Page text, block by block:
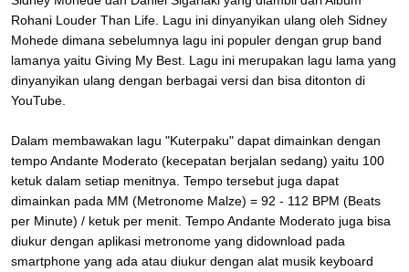
Rohani Louder Than Life. Lagu ini dinyanyikan ulang oleh Sidney
Mohede dimana sebelumnya lagu ini populer dengan grup band
lamanya yaitu Giving My Best. Lagu ini merupakan lagu lama yang
dinyanyikan ulang dengan berbagai versi dan bisa ditonton di
YouTube.
Dalam membawakan lagu "Kuterpaku" dapat dimainkan dengan
tempo Andante Moderato (kecepatan berjalan sedang) yaitu 100
ketuk dalam setiap menitnya. Tempo tersebut juga dapat
dimainkan pada MM (Metronome Malze) = 92 - 112 BPM (Beats
per Minute) / ketuk per menit. Tempo Andante Moderato juga bisa
diukur dengan aplikasi metronome yang didownload pada
smartphone yang ada atau diukur dengan alat musik keyboard